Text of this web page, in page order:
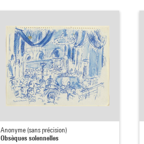
Anonyme (sans précision)
Obsèques solennelles